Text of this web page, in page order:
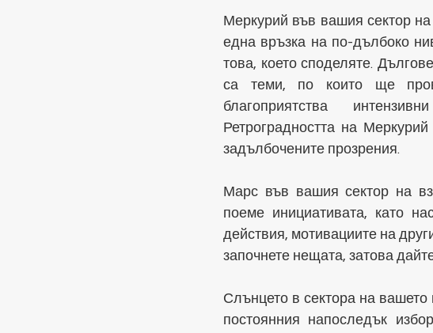
Меркурий във вашия сектор
една връзка на по-дълбоко
това, което споделяте.
са теми, по които ще
благоприятства
Ретроградността на
задълбочените прозрения.
Марс във вашия сектор на
поеме инициативата, като
действия, мотивациите на
започнете нещата, затова
Слънцето в сектора на
постоянния напоследък